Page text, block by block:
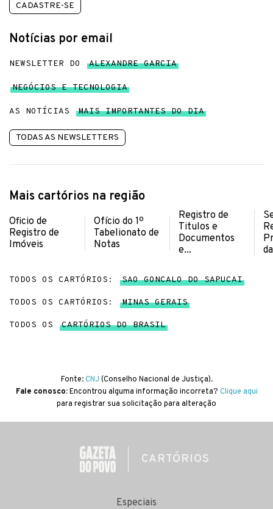
CADASTRE-SE
Notícias por email
NEWSLETTER DO ALEXANDRE GARCIA
NEGÓCIOS E TECNOLOGIA
AS NOTÍCIAS MAIS IMPORTANTES DO DIA
TODAS AS NEWSLETTERS
Mais cartórios na região
Oficio de
Registro de
Imóveis
Ofício do 1º
Tabelionato de
Notas
Registro de
Titulos e
Documentos
e...
TODOS OS CARTÓRIOS: SAO GONCALO DO SAPUCAI
TODOS OS CARTÓRIOS: MINAS GERAIS
TODOS OS CARTÓRIOS DO BRASIL
Fonte:CNJ (Conselho Nacional de Justiça).
Fale conosco:Encontrou alguma informação incorreta? Clique aqui
para registrar sua solicitação para alteração
CARTÓRIOS
Especiais